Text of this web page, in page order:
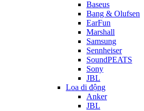
Baseus
Bang & Olufsen
EarFun
Marshall
Samsung
Sennheiser
SoundPEATS
Sony
JBL
Loa di động
Anker
JBL